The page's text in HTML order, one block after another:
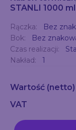
STANLI 1000 ml
Rączka:
Bez
Bok:
Bez
Czas realizacji:
Nakład:
1
Wartość (netto)
VAT